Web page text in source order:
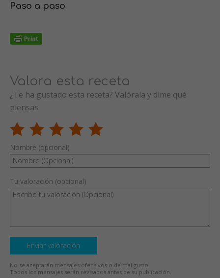
Paso a paso
Valora esta receta
¿Te ha gustado esta receta? Valórala y dime qué
piensas
Nombre (opcional)
Tu valoración (opcional)
Enviar valoración
No se aceptarán mensajes ofensivos o de mal gusto.
Todos los mensajes serán revisados antes de su publicación.